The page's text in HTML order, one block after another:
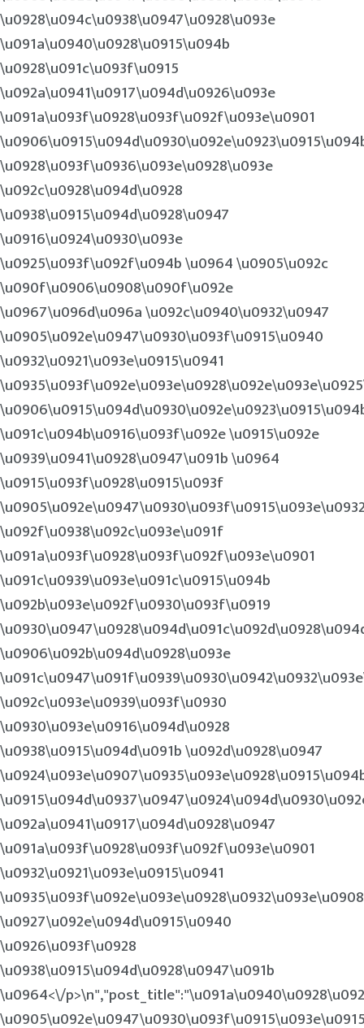
\u0928\u094c\u0938\u0947\u0928\u093e
\u091a\u0940\u0928\u0915\u094b
\u0928\u091c\u093f\u0915
\u092a\u0941\u0917\u094d\u0926\u093e
\u091a\u093f\u0928\u093f\u092f\u093e\u0901
\u0928\u093f\u0936\u093e\u0928\u093e
\u092c\u0928\u094d\u0928
\u0938\u0915\u094d\u0928\u0947
\u0916\u0924\u0930\u093e
\u0925\u093f\u092f\u094b \u0964 \u0905\u092c
\u090f\u0906\u0908\u090f\u092e
\u0967\u096d\u096a \u092c\u0940\u0932\u0947
\u0905\u092e\u0947\u0930\u093f\u0915\u0940
\u0932\u0921\u093e\u0915\u0941
\u091c\u094b\u0916\u093f\u092e \u0915\u092e
\u0939\u0941\u0928\u0947\u091b \u0964
\u0915\u093f\u0928\u0915\u093f
\u092f\u0938\u092c\u093e\u091f
\u091a\u093f\u0928\u093f\u092f\u093e\u0901
\u091c\u0939\u093e\u091c\u0915\u094b
\u092b\u093e\u092f\u0930\u093f\u0919
\u0906\u092b\u094d\u0928\u093e
\u092c\u093e\u0939\u093f\u0930
\u0930\u093e\u0916\u094d\u0928
\u0938\u0915\u094d\u091b \u092d\u0928\u0947
\u092a\u0941\u0917\u094d\u0928\u0947
\u091a\u093f\u0928\u093f\u092f\u093e\u0901
\u0932\u0921\u093e\u0915\u0941
\u0935\u093f\u092e\u093e\u0928\u0932\u093e\u0908
\u0927\u092e\u094d\u0915\u0940
\u0926\u093f\u0928
\u0938\u0915\u094d\u0928\u0947\u091b
\u0964<\/p>\n